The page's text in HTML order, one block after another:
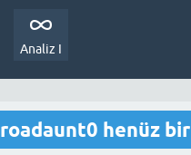
Analiz I
roadaunt0 henüz